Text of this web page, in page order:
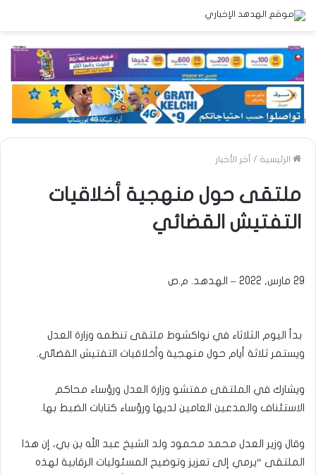
الرئيسية / آخر الأخبار
ملتقى حول منهجية أخلاقيات
التفتيش القضائي
29 مارس, 2022 – الهدهد. م.ص
بدأ اليوم الثلاثاء في نواكشوط ملتقى تنظمه وزارة العدل
ويستمر ثلاثة أيام حول منهجية وأخلاقيات التفتيش القضائي.
ويشارك في الملتقى مفتشو وزارة العدل ورؤساء محاكم
الاستئناف والمدعين العامين لديها ورؤساء كتابات الضبط بها.
وقال وزير العدل محمد محمود ولد الشيخ عبد الله بن بي، إن هذا
الملتقى “يرمي إلى تعزيز وتوضيح المسئوليات الرقابية لهذه